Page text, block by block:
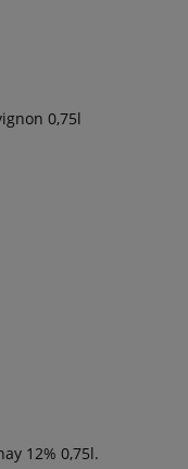
0,75l
12% 0,75l.